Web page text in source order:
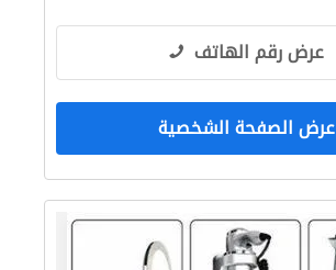
عرض رقم الهاتف
عرض الصفحة الشخصية